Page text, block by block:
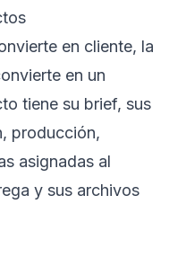
en cliente, la
en un
tiene su brief, sus
producción,
asignadas al
y sus archivos